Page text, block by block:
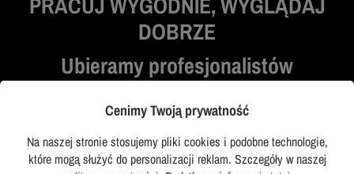
DOBRZE
Ubieramy profesjonalistów
Cenimy Twoją prywatność
Na naszej stronie stosujemy pliki cookies i podobne technologie,
które mogą służyć do personalizacji reklam. Szczegóły w naszej